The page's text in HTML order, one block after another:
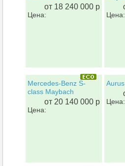
от 18 240 000 р
Цена: Цена:
Mercedes-Benz S-
class Maybach
от 20 140 000 р
Цена:
Цена: